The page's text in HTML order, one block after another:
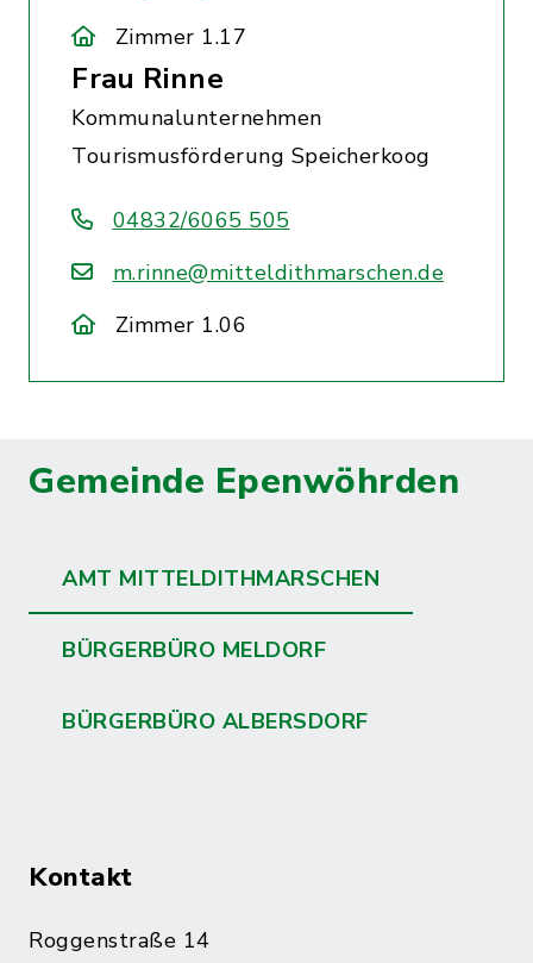
Zimmer 1.17
Frau Rinne
Kommunalunternehmen
Tourismusförderung Speicherkoog
04832/6065 505
m.rinne@mitteldithmarschen.de
Zimmer 1.06
Gemeinde Epenwöhrden
AMT MITTELDITHMARSCHEN
BÜRGERBÜRO MELDORF
BÜRGERBÜRO ALBERSDORF
Kontakt
Roggenstraße 14